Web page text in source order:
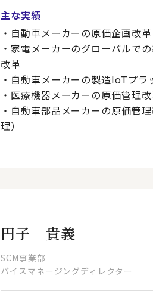
主な実績
・自動車メーカーの原価企画改
・家電メーカーのグローバルで
改革
・自動車メーカーの製造IoTプラ
・医療機器メーカーの原価管理
・自動車部品メーカーの原価管
理）
円子 貴義
SCM事業部
バイスマネージングディレクター